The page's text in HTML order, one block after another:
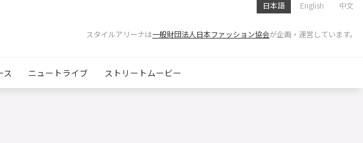
日本語 English 中文
スタイルアリーナは一般財団法人日本ファッション協会が企画・運営しています。
ス ニュートライブ ストリートムービー